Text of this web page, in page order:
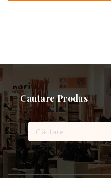
Cautare Produs
Caută
după: